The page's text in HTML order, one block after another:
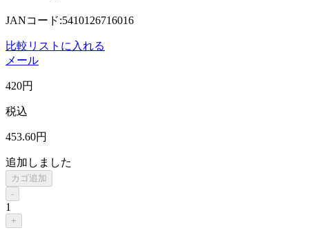
JANコード:5410126716016
比較リストに入れる
メール
420円
税込
453.60円
追加しました
カゴ追加
-
1
+